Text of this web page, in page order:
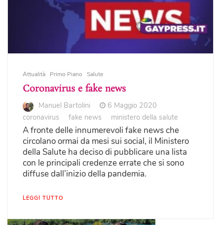
Attualità Primo Piano Salute
Coronavirus e fake news
Manuel Bartolini
6 Maggio 2020
coronavirus
fake news ministero della salute
A fronte delle innumerevoli fake news che
circolano ormai da mesi sui social, il Ministero
della Salute ha deciso di pubblicare una lista
con le principali credenze errate che si sono
diffuse dall’inizio della pandemia.
LEGGI TUTTO